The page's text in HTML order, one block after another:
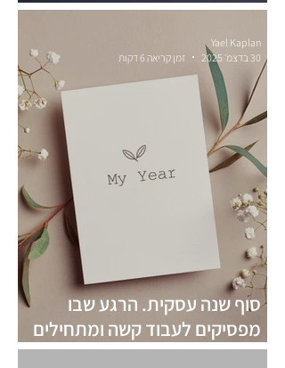
עסק הוא לא מטרה, הוא כלי
סוף שנה עסקית. הרגע שבו
מפסיקים לעבוד קשה ומתחילים
לעבוד נכון
Yael Kaplan
30 בדצמ׳ 2025
זמן קריאה 6 דקות